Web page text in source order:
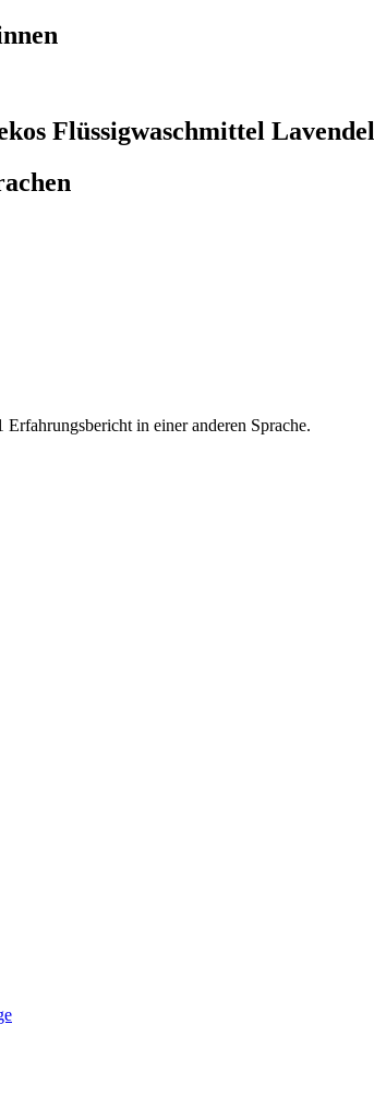
Flüssigwaschmittel Lavendel
in einer anderen Sprache.